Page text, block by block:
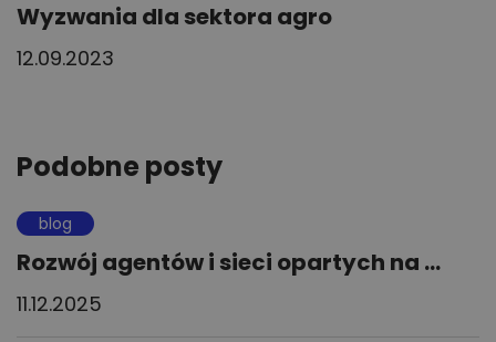
Wyzwania dla sektora agro
12.09.2023
Podobne posty
blog
Rozwój agentów i sieci opartych na ...
11.12.2025